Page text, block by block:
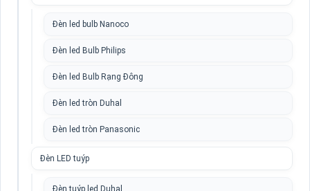
Đèn led bulb Nanoco
Đèn led Bulb Philips
Đèn led Bulb Rạng Đông
Đèn led tròn Duhal
Đèn led tròn Panasonic
Đèn LED tuýp
Đèn tuýp led Duhal